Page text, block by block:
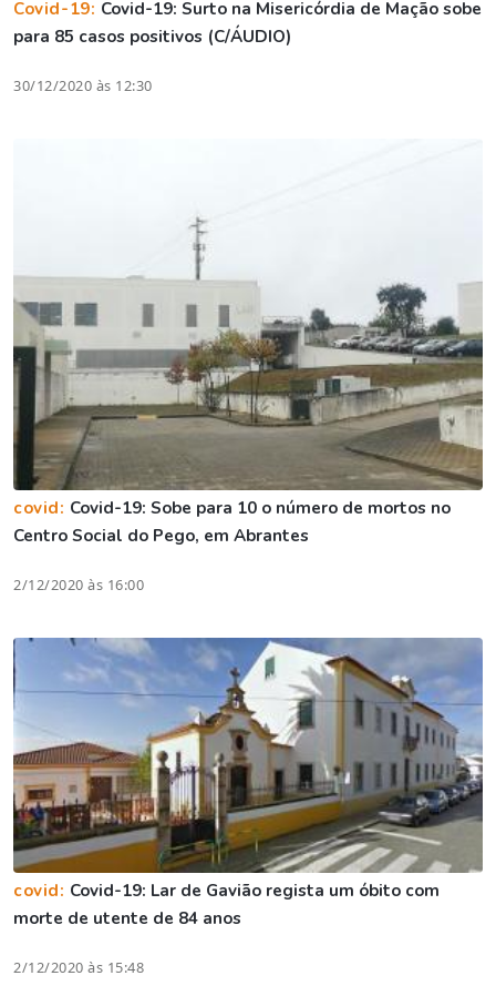
Covid-19: Covid-19: Surto na Misericórdia de Mação sobe
para 85 casos positivos (C/ÁUDIO)
30/12/2020 às 12:30
covid: Covid-19: Sobe para 10 o número de mortos no
Centro Social do Pego, em Abrantes
2/12/2020 às 16:00
covid: Covid-19: Lar de Gavião regista um óbito com
morte de utente de 84 anos
2/12/2020 às 15:48